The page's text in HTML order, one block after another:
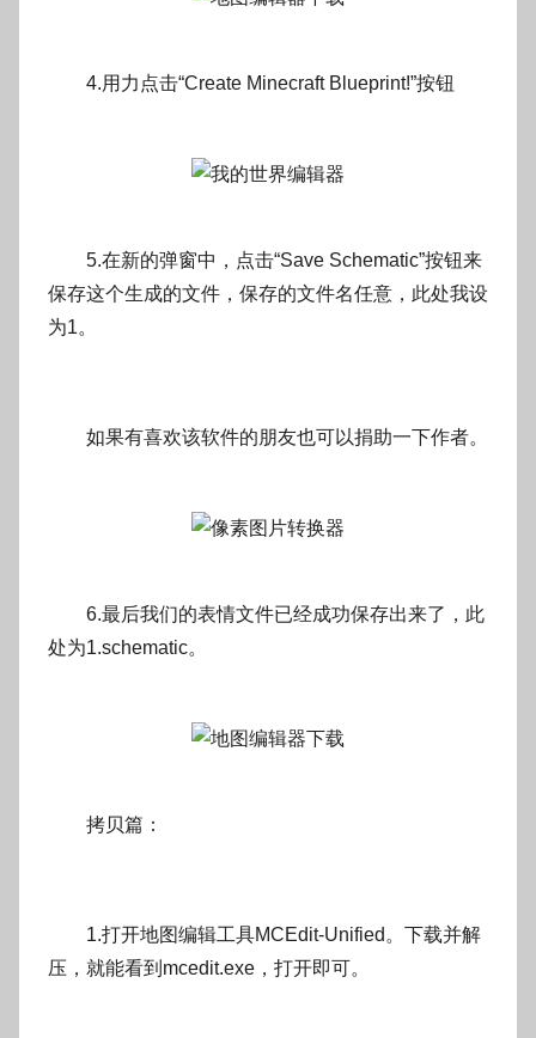
4.用力点击“Create Minecraft Blueprint!”按钮
5.在新的弹窗中，点击“Save Schematic”按钮来
保存这个生成的文件，保存的文件名任意，此处我设
为1。
如果有喜欢该软件的朋友也可以捐助一下作者。
6.最后我们的表情文件已经成功保存出来了，此
处为1.schematic。
拷贝篇：
1.打开地图编辑工具MCEdit-Unified。下载并解
压，就能看到mcedit.exe，打开即可。